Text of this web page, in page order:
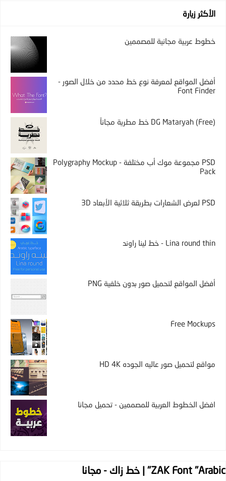
الأكثر زيارة
خطوط عربية مجانية للمصممين
أفضل المواقع لمعرفة نوع خط محدد من خلال الصور -
Font Finder
DG Mataryah (Free) خط مطرية مجاناً
PSD مجموعة موك أب مختلفة - Polygraphy Mockup
Pack
PSD لعرض الشعارات بطريقة ثلاثية الأبعاد 3D
Lina round thin - خط لينا راوند
أفضل المواقع لتحميل صور بدون خلفية PNG
Free Mockups
مواقع لتحميل صور عاليه الجوده HD 4K
افضل الخطوط العربية للمصممين - تحميل مجانا
ZAK Font "Arabic" | خط زاك - مجانا